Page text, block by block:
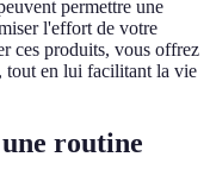
permettre une
l'effort de votre
ces produits, vous offrez
tout en lui facilitant la vie
routine